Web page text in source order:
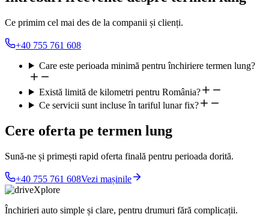
Ce primim cel mai des de la companii și clienți.
+40 755 761 608
Care este perioada minimă pentru închiriere termen lung?
Există limită de kilometri pentru România?
Ce servicii sunt incluse în tariful lunar fix?
Cere oferta pe termen lung
Sună-ne și primești rapid oferta finală pentru perioada dorită.
+40 755 761 608Vezi mașinile
Închirieri auto simple și clare, pentru drumuri fără complicații.